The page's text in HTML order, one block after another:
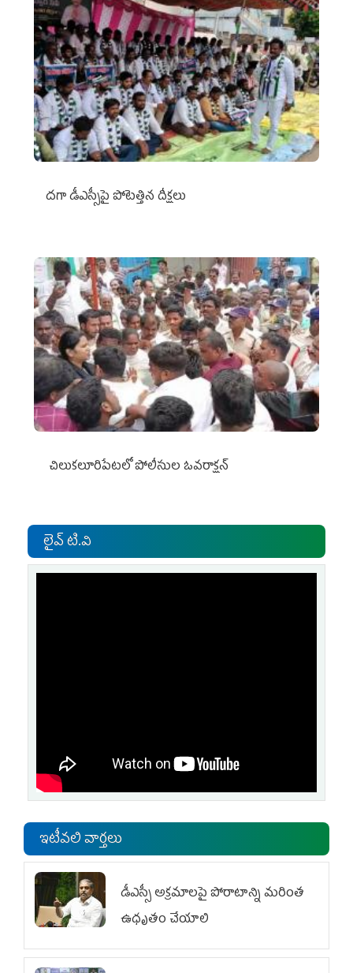
దగా డీఎస్సీపై పోటెత్తిన దీక్షలు
చిలుక‌లూరిపేట‌లో పోలీసుల ఓవ‌రాక్ష‌న్‌
లైవ్ టి.వి
ఇటీవలి వార్తలు
డీఎస్సీ అక్రమాలపై పోరాటాన్ని మరింత
ఉధృతం చేయాలి